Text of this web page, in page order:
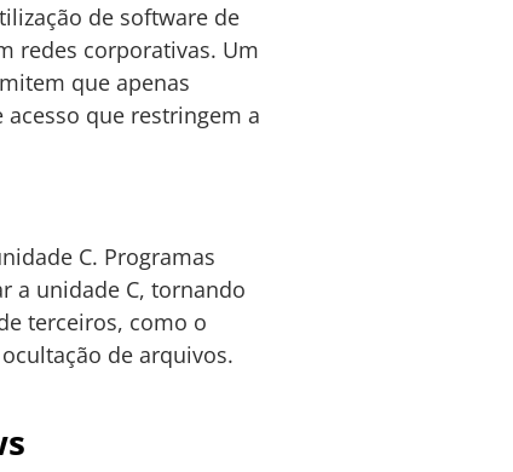
de software de
redes corporativas. Um
que apenas
que restringem a
C. Programas
a unidade C, tornando
terceiros, como o
de arquivos.